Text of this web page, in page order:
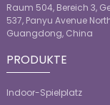
Raum 504, Bereich 3,
537, Panyu Avenue
Guangdong, China
PRODUKTE
Indoor-Spielplatz